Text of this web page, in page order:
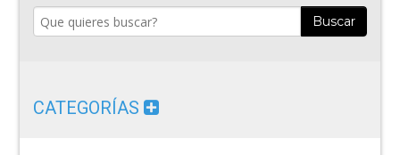
Buscar
CATEGORÍAS